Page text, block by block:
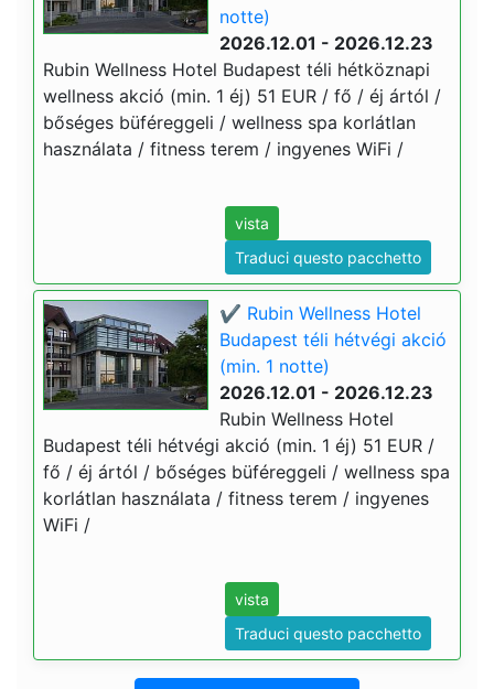
notte)
2026.12.01 - 2026.12.23
Rubin Wellness Hotel Budapest téli hétköznapi
wellness akció (min. 1 éj) 51 EUR / fő / éj ártól /
bőséges büféreggeli / wellness spa korlátlan
használata / fitness terem / ingyenes WiFi /
vista
Traduci questo pacchetto
✔️ Rubin Wellness Hotel
Budapest téli hétvégi akció
(min. 1 notte)
2026.12.01 - 2026.12.23
Rubin Wellness Hotel
Budapest téli hétvégi akció (min. 1 éj) 51 EUR /
fő / éj ártól / bőséges büféreggeli / wellness spa
korlátlan használata / fitness terem / ingyenes
WiFi /
vista
Traduci questo pacchetto